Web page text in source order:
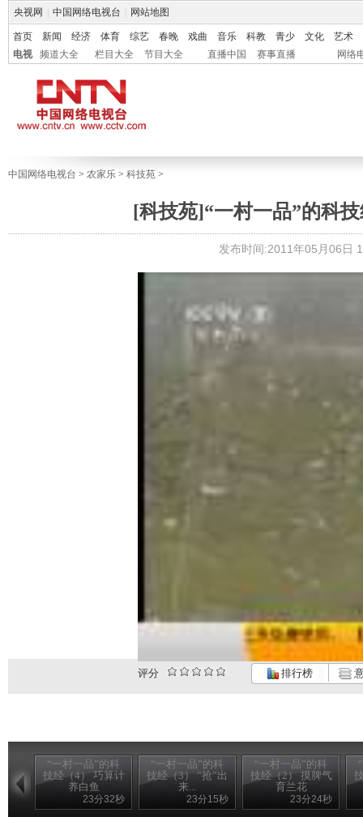
央视网 中国网络电视台 网站地图
首页 新闻 经济 体育 综艺 春晚 戏曲 音乐 科教 青少 文化
艺术
电视
频道大全 栏目大全 节目大全 直播中国 赛事直播 网络
中国网络电视台 > 农家乐 > 科技苑 >
[科技苑]“一村一品”的科
发布时间:2011年05月06日
评分 排行榜
“一村一品”的科
技经（4） 巧算计
养白鱼
23分32秒
“一村一品”的科
技经（3） “抢”出
来...
23分15秒
“一村一品”的科
技经（2） 摸脾气
育兰花
23分24秒